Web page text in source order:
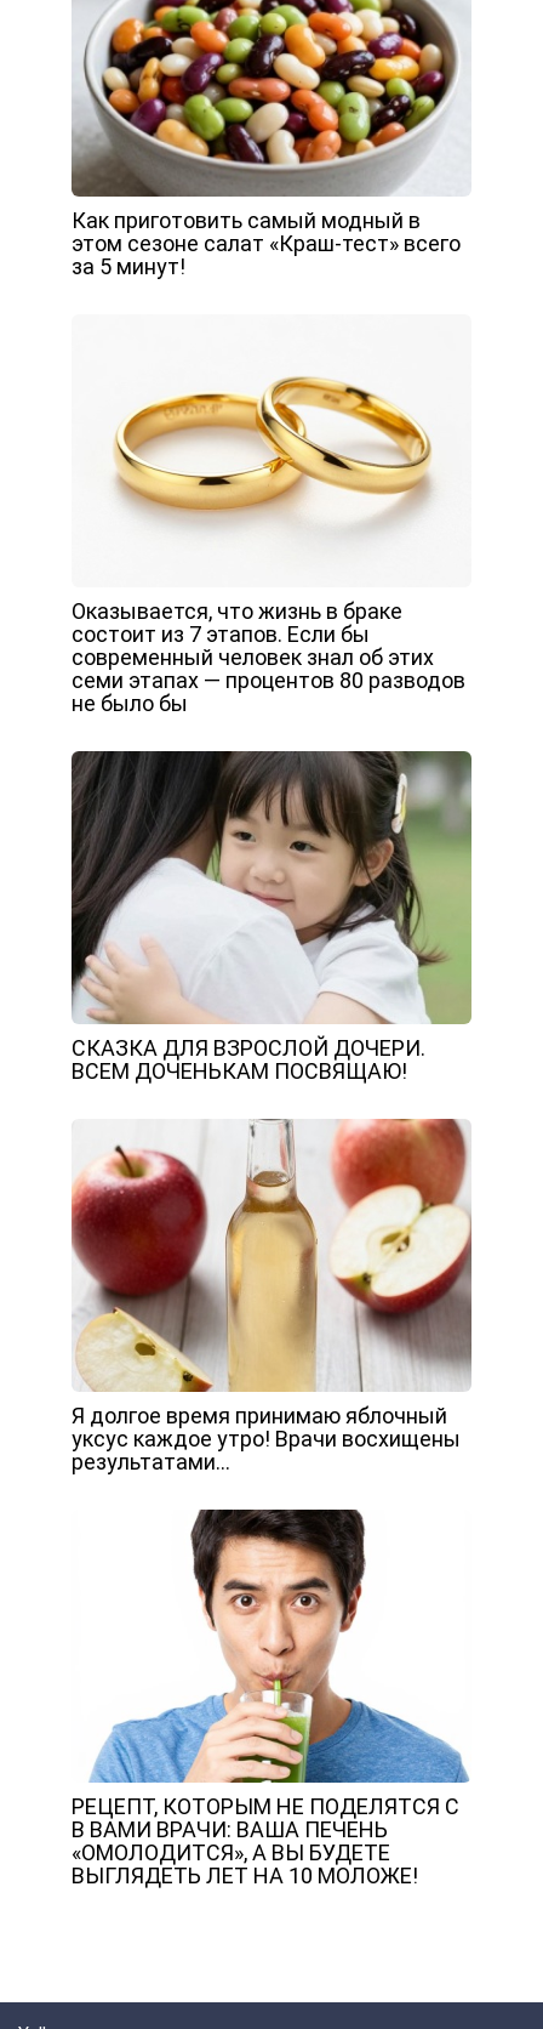
Как приготовить самый модный в
этом сезоне салат «Краш-тест» всего
за 5 минут!
Оказывается, что жизнь в браке
состоит из 7 этапов. Если бы
современный человек знал об этих
семи этапах — процентов 80 разводов
не было бы
СКАЗКА ДЛЯ ВЗРОСЛОЙ ДОЧЕРИ.
ВСЕМ ДОЧЕНЬКАМ ПОСВЯЩАЮ!
Я долгое время принимаю яблочный
уксус каждое утро! Врачи восхищены
результатами…
РЕЦЕПТ, КОТОРЫМ НЕ ПОДЕЛЯТСЯ С
В ВАМИ ВРАЧИ: ВАША ПЕЧЕНЬ
«ОМОЛОДИТСЯ», А ВЫ БУДЕТЕ
ВЫГЛЯДЕТЬ ЛЕТ НА 10 МОЛОЖЕ!